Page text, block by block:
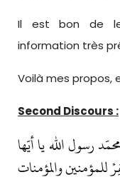
Il est bon de
information très
Voilà mes propos,
Second Discours :
رسول الله يا أيّها
للمؤمنين والمؤمنات